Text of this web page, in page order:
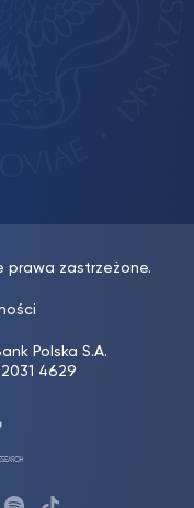
prawa zastrzeżone.
Polska S.A.
4629
ProfilUKSW